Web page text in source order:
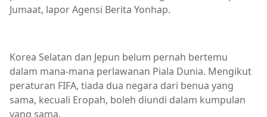
Jumaat, lapor Agensi Berita Yonhap.
Korea Selatan dan Jepun belum pernah bertemu
dalam mana-mana perlawanan Piala Dunia. Mengikut
peraturan FIFA, tiada dua negara dari benua yang
sama, kecuali Eropah, boleh diundi dalam kumpulan
yang sama.